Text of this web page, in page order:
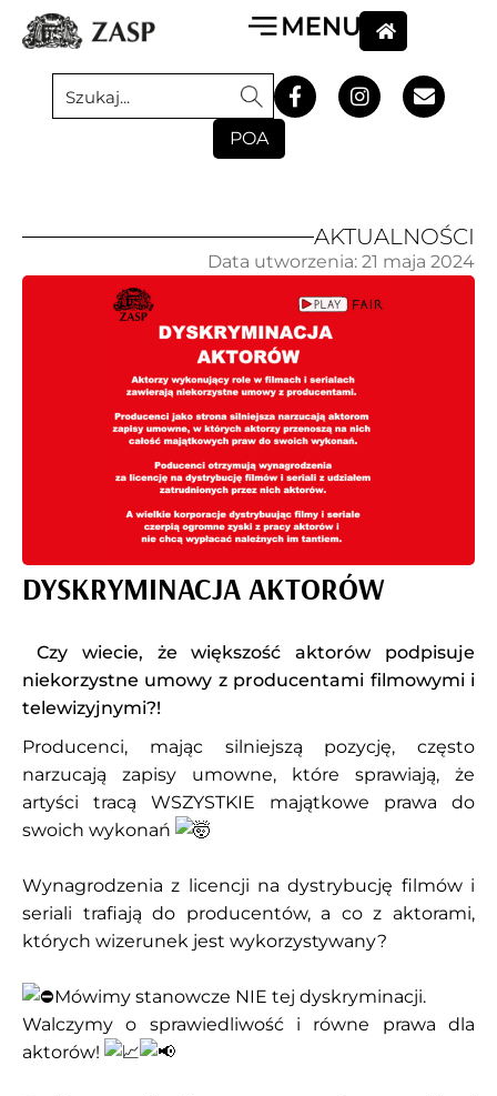
POA
AKTUALNOŚCI
DYSKRYMINACJA AKTORÓW
Czy wiecie, że większość aktorów podpisuje
niekorzystne umowy z producentami filmowymi i
telewizyjnymi?!
Producenci, mając silniejszą pozycję, często
narzucają zapisy umowne, które sprawiają, że
artyści tracą WSZYSTKIE majątkowe prawa do
swoich wykonań
Wynagrodzenia z licencji na dystrybucję filmów i
seriali trafiają do producentów, a co z aktorami,
których wizerunek jest wykorzystywany?
Mówimy stanowcze NIE tej dyskryminacji.
Walczymy o sprawiedliwość i równe prawa dla
aktorów!
Data utworzenia: 21 maja 2024